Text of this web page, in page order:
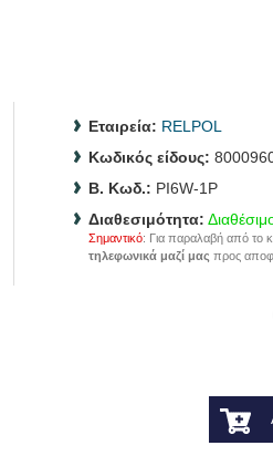
Εταιρεία: RELPOL
Κωδικός είδους:
B. Κωδ.: PI6W-1P
Διαθεσιμότητα:
Σημαντικό: Για παραλαβή από το
τηλεφωνικά μαζί μας προς